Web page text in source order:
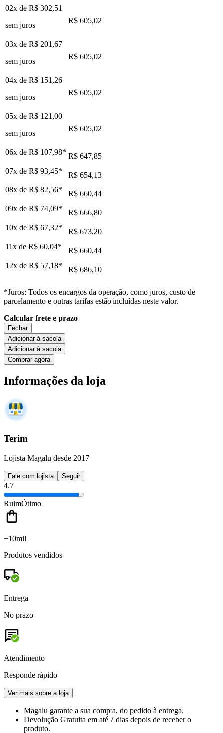
02x de R$ 302,51
sem juros
R$ 605,02
03x de R$ 201,67
sem juros
R$ 605,02
04x de R$ 151,26
sem juros
R$ 605,02
05x de R$ 121,00
sem juros
R$ 605,02
06x de R$ 107,98* R$ 647,85
07x de R$ 93,45*
R$ 654,13
08x de R$ 82,56*
R$ 660,44
09x de R$ 74,09*
R$ 666,80
10x de R$ 67,32*
R$ 673,20
11x de R$ 60,04*
R$ 660,44
12x de R$ 57,18* R$ 686,10
*Juros: Todos os encargos da operação, como juros, custo de
parcelamento e outras tarifas estão incluídas neste valor.
Calcular frete e prazo
Fechar
Adicionar à sacola
Adicionar à sacola
Comprar agora
Informações da loja
Terim
Lojista Magalu desde 2017
Fale com lojista Seguir
4.7
RuimÓtimo
+10mil
Produtos vendidos
Entrega
No prazo
Atendimento
Responde rápido
Ver mais sobre a loja
Magalu garante a sua compra, do pedido à entrega.
Devolução Gratuita em até 7 dias depois de receber o
produto.